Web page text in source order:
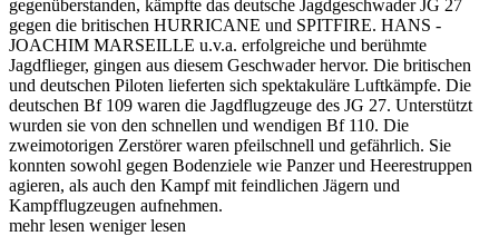
gegenüberstanden, kämpfte das deutsche Jagdgeschwader JG 27
gegen die britischen HURRICANE und SPITFIRE. HANS -
JOACHIM MARSEILLE u.v.a. erfolgreiche und berühmte
Jagdflieger, gingen aus diesem Geschwader hervor. Die britischen
und deutschen Piloten lieferten sich spektakuläre Luftkämpfe. Die
deutschen Bf 109 waren die Jagdflugzeuge des JG 27. Unterstützt
wurden sie von den schnellen und wendigen Bf 110. Die
zweimotorigen Zerstörer waren pfeilschnell und gefährlich. Sie
konnten sowohl gegen Bodenziele wie Panzer und Heerestruppen
agieren, als auch den Kampf mit feindlichen Jägern und
Kampfflugzeugen aufnehmen.
mehr lesen weniger lesen